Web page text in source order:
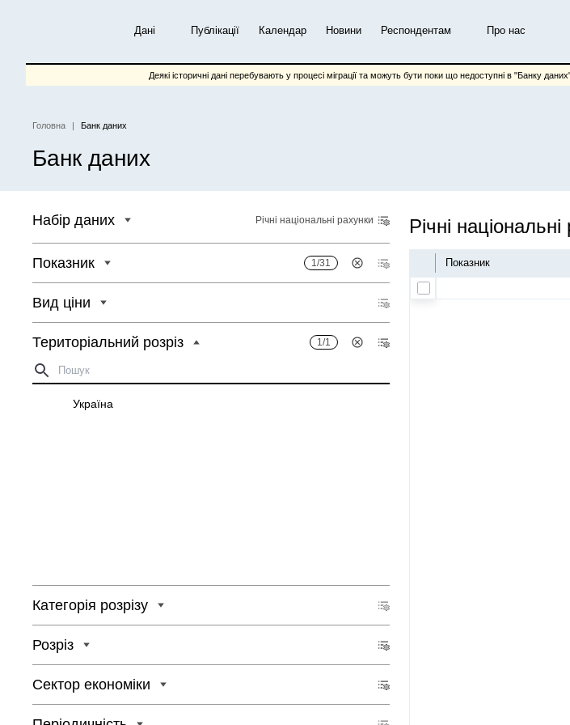
Дані Публікації Календар Новини Респондентам Про нас
Деякі історичні дані перебувають у процесі міграції та можуть бути поки що недоступні в "Банку
Рядок
навіґації
Головна Банк даних
Банк даних
Набір даних Річні національні рахунки
Показник 1/31
Вид ціни
Територіальний розріз 1/1
Україна
Категорія розрізу
Розріз
Сектор економіки
Річні
Показник